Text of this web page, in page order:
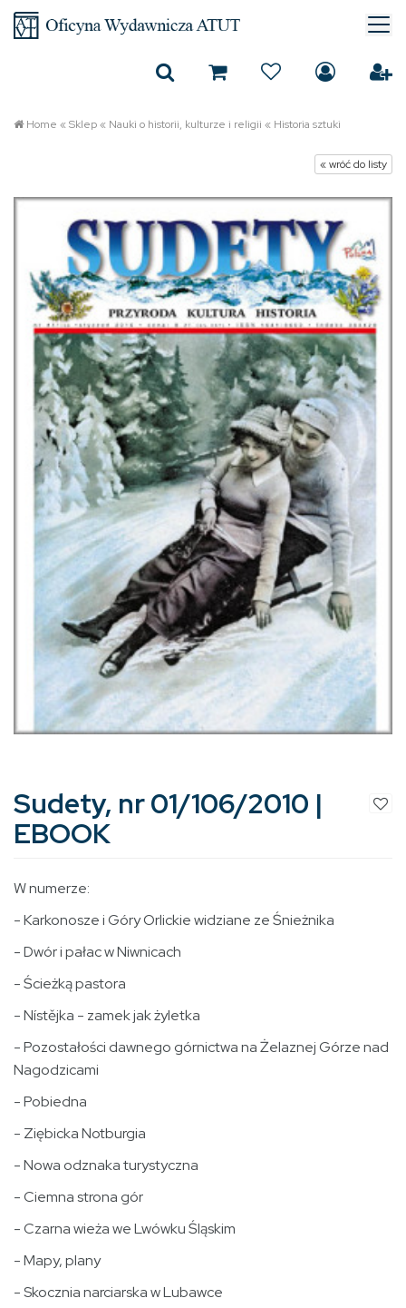
Home «Sklep« Nauki o historii, kulturze i religii « Historia sztuki
« wróć do listy
Sudety, nr 01/106/2010 |
EBOOK
W numerze:
- Karkonosze i Góry Orlickie widziane ze Śnieżnika
- Dwór i pałac w Niwnicach
- Ścieżką pastora
- Nístějka - zamek jak żyletka
- Pozostałości dawnego górnictwa na Żelaznej Górze nad
Nagodzicami
- Pobiedna
- Ziębicka Notburgia
- Nowa odznaka turystyczna
- Ciemna strona gór
- Czarna wieża we Lwówku Śląskim
- Mapy, plany
- Skocznia narciarska w Lubawce